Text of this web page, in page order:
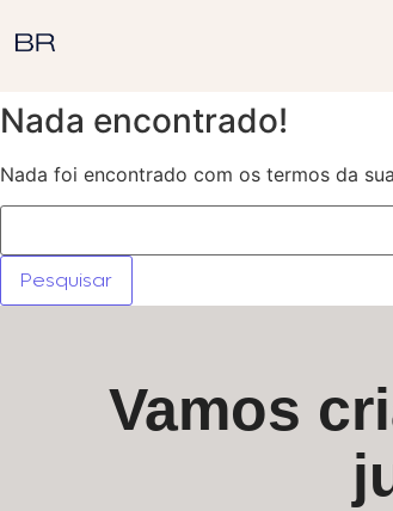
Nada encontrado!
Nada foi encontrado com os termos da
Vamos